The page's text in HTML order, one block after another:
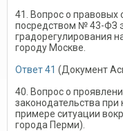
41. Вопрос о правовых
посредством № 43-ФЗ
градорегулирования
городу Москве.
Ответ 41 (Документ
40. Вопрос о
законодательства
примере ситуации
города Перми).